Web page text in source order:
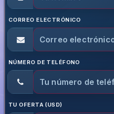
CORREO ELECTRÓNICO
NÚMERO DE TELÉFONO
TU OFERTA (USD)